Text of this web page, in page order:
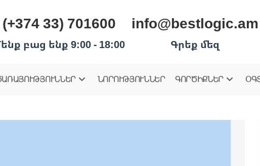
(+374 33) 701600
բաց ենք 9:00 - 18:00
info@bestlogic.am
Գրեք մեզ
ՆՈՐՈՒԹՅՈՒՆՆԵՐ ԳՈՐԾԻՔՆԵՐ